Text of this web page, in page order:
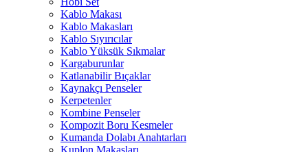
Kablo Makası
Kablo Makasları
Kablo Sıyırıcılar
Kablo Yüksük Sıkmalar
Kargaburunlar
Katlanabilir Bıçaklar
Kaynakçı Penseler
Kerpetenler
Kombine Penseler
Kompozit Boru Kesmeler
Kumanda Dolabı Anahtarları
Kuplon Makasları